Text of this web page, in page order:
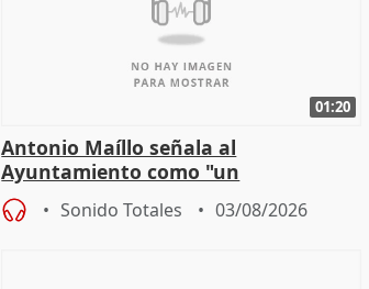
01:20
Antonio Maíllo señala al
Ayuntamiento como "un
especulador más" sobre viviendas de
Jiménez Becerril
Sonido Totales 03/08/2026